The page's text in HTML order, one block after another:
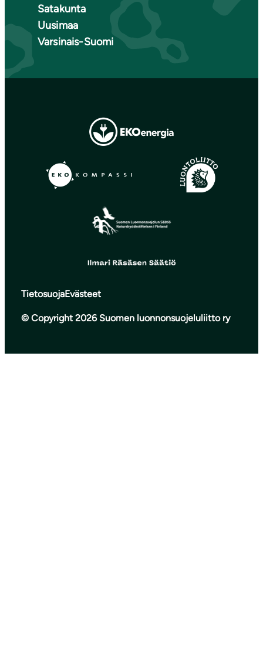
Satakunta
Uusimaa
Varsinais-Suomi
TietosuojaEvästeet
© Copyright 2026 Suomen luonnonsuojeluliitto ry